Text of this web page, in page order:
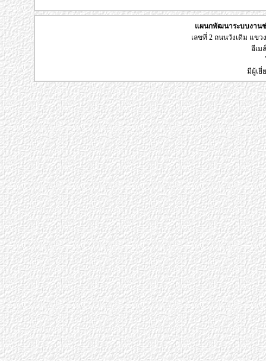
แผนกพัฒนาระบบงานช่
เลขที่ 2 ถนนวังเดิม แขว
อีเม
มีผู้เ